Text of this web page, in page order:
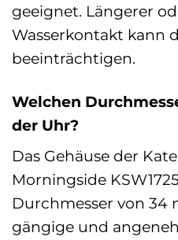
geeignet. Längerer
Wasserkontakt kann
beeinträchtigen.
Welchen
der Uhr?
Das Gehäuse der
Morningside
Durchmesser von 34
gängige und